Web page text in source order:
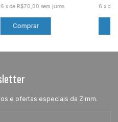
6 xde R$70,00 sem juros 6 x de
e ofertas especiais da Zimm.